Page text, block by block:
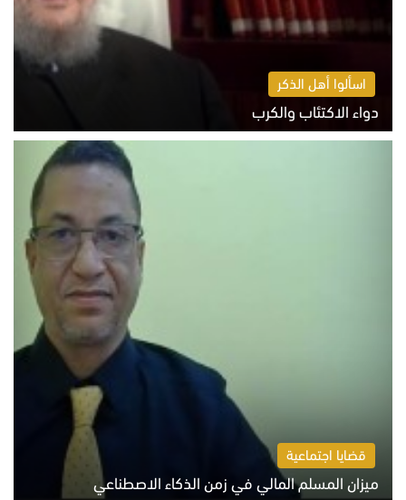
اسألوا أهل الذكر
دواء الاكتئاب والكرب
السبت 8 أغسطس 2026 10:54 ص
قضايا اجتماعية
ميزان المسلم المالي في زمن الذكاء الاصطناعي